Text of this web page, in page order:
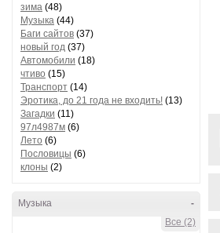
зима (48)
Музыка (44)
Баги сайтов (37)
новый год (37)
Автомобили (18)
чтиво (15)
Транспорт (14)
Эротика, до 21 года не входить! (13)
Загадки (11)
97л4987м (6)
Лето (6)
Пословицы (6)
клоны (2)
-
Музыка
Все (2)